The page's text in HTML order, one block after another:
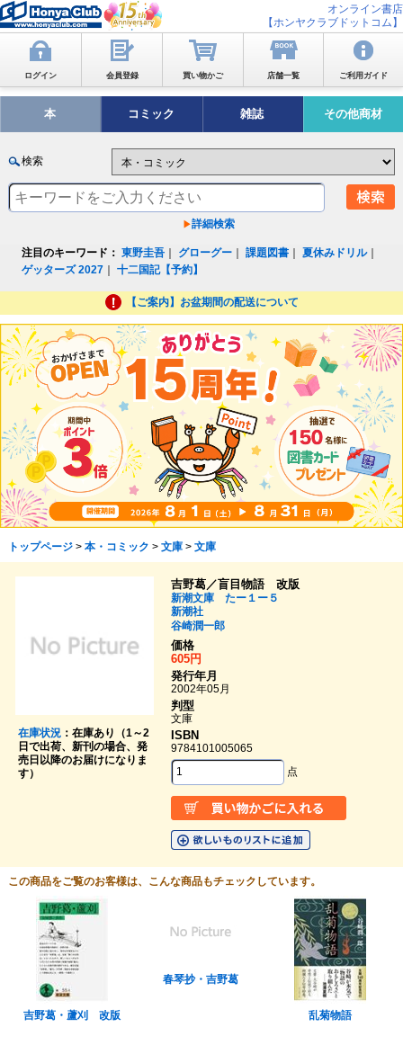
オンライン書店
【ホンヤクラブドットコム】
ログイン 会員登録 買い物かご 店舗一覧 ご利用ガイド
本 コミック 雑誌 その他商材
検索
詳細検索
注目のキーワード： 東野圭吾 グローグー ｜課題図書 ｜夏休みドリル｜
ゲッターズ 2027 ｜十二国記【予約】
【ご案内】お盆期間の配送について
トップページ> 本・コミック > 文庫> 文庫
在庫状況：在庫あり（1～2
日で出荷、新刊の場合、発
売日以降のお届けになりま
す）
吉野葛／盲目物語 改版
新潮文庫 たー１ー５
新潮社
谷崎潤一郎
価格
605円
発行年月
2002年05月
判型
文庫
ISBN
9784101005065
点
この商品をご覧のお客様は、こんな商品もチェックしています。
吉野葛・蘆刈 改版
春琴抄・吉野葛
乱菊物語